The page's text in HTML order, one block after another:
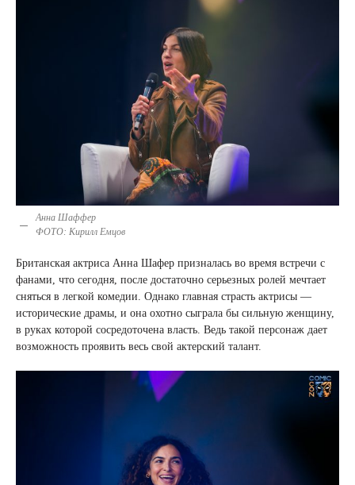
Анна Шаффер
ФОТО: Кирилл Емцов
Британская актриса Анна Шафер призналась во время встречи с
фанами, что сегодня, после достаточно серьезных ролей мечтает
сняться в легкой комедии. Однако главная страсть актрисы —
исторические драмы, и она охотно сыграла бы сильную женщину,
в руках которой сосредоточена власть. Ведь такой персонаж дает
возможность проявить весь свой актерский талант.